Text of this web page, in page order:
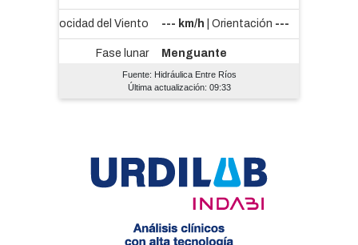
Fuente: Hidráulica Entre Ríos
Última actualización: 09:33